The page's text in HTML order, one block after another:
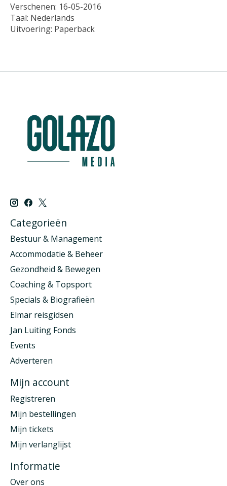
Verschenen: 16-05-2016
Taal: Nederlands
Uitvoering: Paperback
Categorieën
Bestuur & Management
Accommodatie & Beheer
Gezondheid & Bewegen
Coaching & Topsport
Specials & Biografieën
Elmar reisgidsen
Jan Luiting Fonds
Events
Adverteren
Mijn account
Registreren
Mijn bestellingen
Mijn tickets
Mijn verlanglijst
Informatie
Over ons